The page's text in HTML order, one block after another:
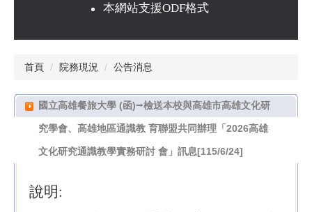
本網站支援ODF格式
首頁 院務現況 公告消息
國立高雄餐旅大學 (函)⭢檢送本校與高雄市高雄文化研
究學會、高雄地區通識教 育聯盟共同辦理「2026高雄
文化研究通識教學實務研討 會」訊息[115/6/24]
說明: